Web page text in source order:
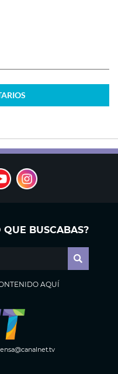
QUE BUSCABAS?
AQUÍ